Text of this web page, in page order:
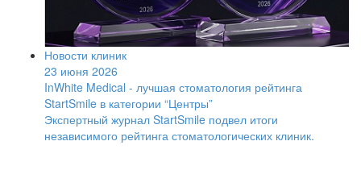
Новости клиник
23 июня 2026
InWhite Medical - лучшая стоматология рейтинга
StartSmile в категории “Центры”
Экспертный журнал StartSmile подвел итоги
независимого рейтинга стоматологических клиник.